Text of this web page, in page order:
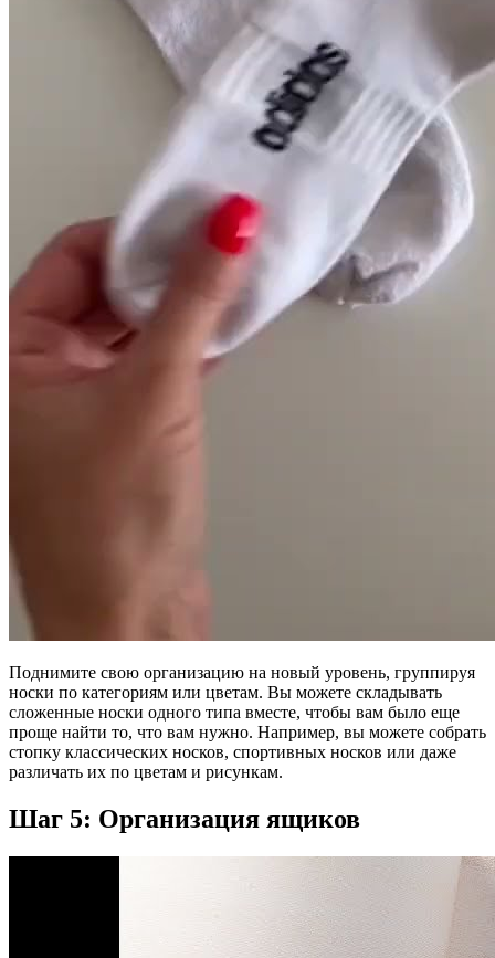
Поднимите свою организацию на новый уровень, группируя
носки по категориям или цветам. Вы можете складывать
сложенные носки одного типа вместе, чтобы вам было еще
проще найти то, что вам нужно. Например, вы можете собрать
стопку классических носков, спортивных носков или даже
различать их по цветам и рисункам.
Шаг 5: Организация ящиков